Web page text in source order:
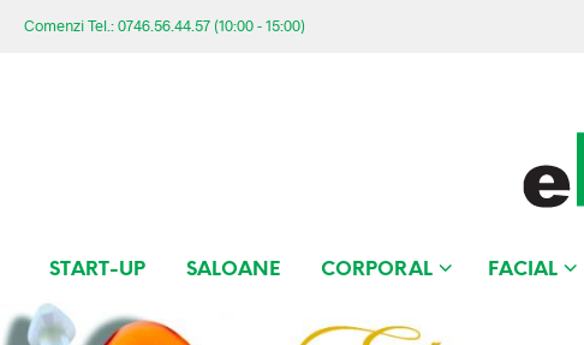
Comenzi Tel.: 0746.56.44.57 (10:00 - 15:00)
START-UP SALOANE CORPORAL FACIAL